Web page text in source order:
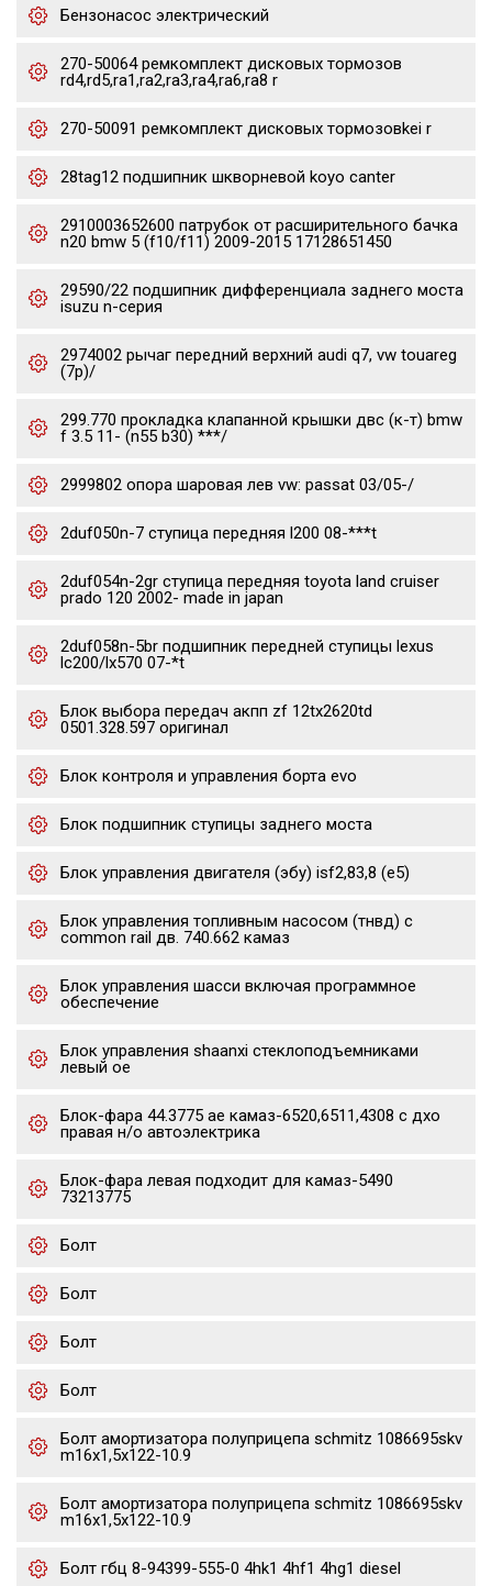
Бензонасос электрический
270-50064 ремкомплект дисковых тормозов
rd4,rd5,ra1,ra2,ra3,ra4,ra6,ra8 r
270-50091 ремкомплект дисковых тормозовkei r
28tag12 подшипник шкворневой koyo canter
2910003652600 патрубок от расширительного бачка
n20 bmw 5 (f10/f11) 2009-2015 17128651450
29590/22 подшипник дифференциала заднего моста
isuzu n-серия
2974002 рычаг передний верхний audi q7, vw touareg
(7p)/
299.770 прокладка клапанной крышки двс (к-т) bmw
f 3.5 11- (n55 b30) ***/
2999802 опора шаровая лев vw: passat 03/05-/
2duf050n-7 ступица передняя l200 08-***t
2duf054n-2gr ступица передняя toyota land cruiser
prado 120 2002- made in japan
2duf058n-5br подшипник передней ступицы lexus
lc200/lx570 07-*t
Блок выбора передач акпп zf 12tx2620td
0501.328.597 оригинал
Блок контроля и управления борта evo
Блок подшипник ступицы заднего моста
Блок управления двигателя (эбу) isf2,83,8 (е5)
Блок управления топливным насосом (тнвд) с
common rail дв. 740.662 камаз
Блок управления шасси включая программное
обеспечение
Блок управления shaanxi стеклоподъемниками
левый oe
Блок-фара 44.3775 ae камаз-6520,6511,4308 с дхо
правая н/о автоэлектрика
Блок-фара левая подходит для камаз-5490
73213775
Болт
Болт
Болт
Болт
Болт амортизатора полуприцепа schmitz 1086695skv
m16x1,5х122-10.9
Болт амортизатора полуприцепа schmitz 1086695skv
m16x1,5х122-10.9
Болт гбц 8-94399-555-0 4hk1 4hf1 4hg1 diesel